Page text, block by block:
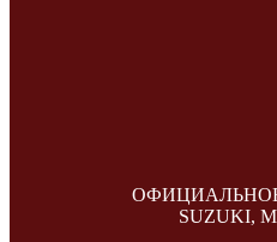
SUZUKI,